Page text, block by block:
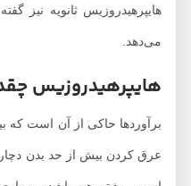
هایپرهیدروزیس ثانویه نیز گفته
می‌دهد.
هایپرهیدروزیس
عرق کردن بیش از حد بدن دچار